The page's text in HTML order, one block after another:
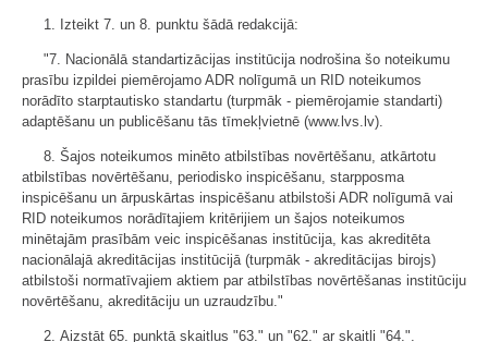
1. Izteikt 7. un 8. punktu šādā redakcijā:
"7. Nacionālā standartizācijas institūcija nodrošina šo noteikumu
prasību izpildei piemērojamo ADR nolīgumā un RID noteikumos
norādīto starptautisko standartu (turpmāk - piemērojamie standarti)
adaptēšanu un publicēšanu tās tīmekļvietnē (www.lvs.lv).
8. Šajos noteikumos minēto atbilstības novērtēšanu, atkārtotu
atbilstības novērtēšanu, periodisko inspicēšanu, starpposma
inspicēšanu un ārpuskārtas inspicēšanu atbilstoši ADR nolīgumā vai
RID noteikumos norādītajiem kritērijiem un šajos noteikumos
minētajām prasībām veic inspicēšanas institūcija, kas akreditēta
nacionālajā akreditācijas institūcijā (turpmāk - akreditācijas birojs)
atbilstoši normatīvajiem aktiem par atbilstības novērtēšanas institūciju
novērtēšanu, akreditāciju un uzraudzību."
2. Aizstāt 65. punktā skaitļus "63." un "62." ar skaitli "64.".